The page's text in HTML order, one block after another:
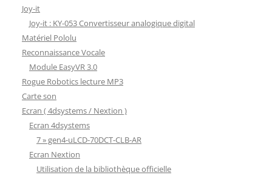
Joy-it
Joy-it : KY-053 Convertisseur analogique digital
Matériel Pololu
Reconnaissance Vocale
Module EasyVR 3.0
Rogue Robotics lecture MP3
Carte son
Ecran ( 4dsystems / Nextion )
Ecran 4dsystems
7 » gen4-uLCD-70DCT-CLB-AR
Ecran Nextion
Utilisation de la bibliothèque officielle